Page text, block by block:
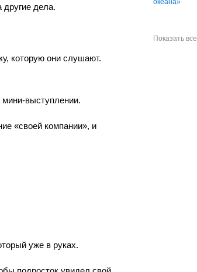
другие дела.
которую они слушают.
мини-выступлении.
«своей компании», и
уже в руках.
Показать все